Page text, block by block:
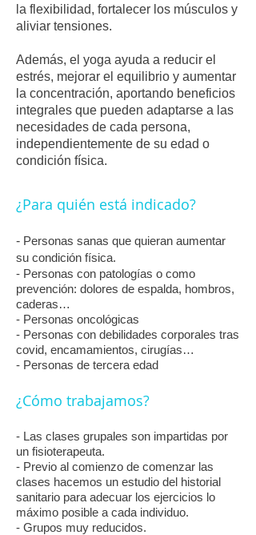
la flexibilidad, fortalecer los músculos y
aliviar tensiones.
Además, el yoga ayuda a reducir el
estrés, mejorar el equilibrio y aumentar
la concentración, aportando beneficios
integrales que pueden adaptarse a las
necesidades de cada persona,
independientemente de su edad o
condición física.
​¿Para quién está indicado?
- Personas sanas que quieran aumentar
su condición física.
- Personas con patologías o como
prevención: dolores de espalda, hombros,
caderas…
- Personas oncológicas
- Personas con debilidades corporales tras
covid, encamamientos, cirugías…
- Personas de tercera edad
¿Cómo trabajamos?
- Las clases grupales son impartidas por
un fisioterapeuta.
- Previo al comienzo de comenzar las
clases hacemos un estudio del historial
sanitario para adecuar los ejercicios lo
máximo posible a cada individuo.
- Grupos muy reducidos.